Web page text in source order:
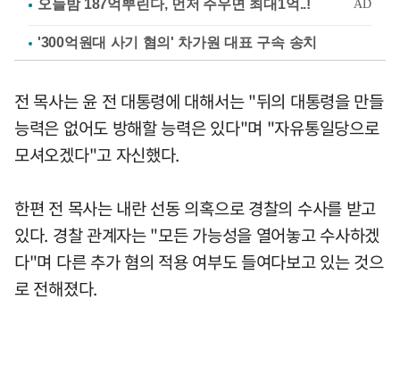
'300억원대 사기 혐의' 차가원 대표 구속 송치
전 목사는 윤 전 대통령에 대해서는 "뒤의 대통령을 만들
능력은 없어도 방해할 능력은 있다"며 "자유통일당으로
모셔오겠다"고 자신했다.
한편 전 목사는 내란 선동 의혹으로 경찰의 수사를 받고
있다. 경찰 관계자는 "모든 가능성을 열어놓고 수사하겠
다"며 다른 추가 혐의 적용 여부도 들여다보고 있는 것으
로 전해졌다.